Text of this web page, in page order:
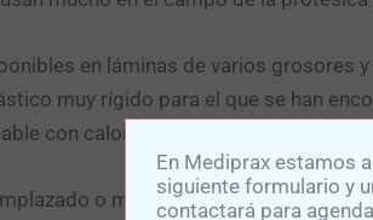
en láminas de varios grosores
muy rígido para el que se han
con calor que permitirá que el
o modificado hasta que
En Mediprax estamos
siguiente formulario y
contactará para